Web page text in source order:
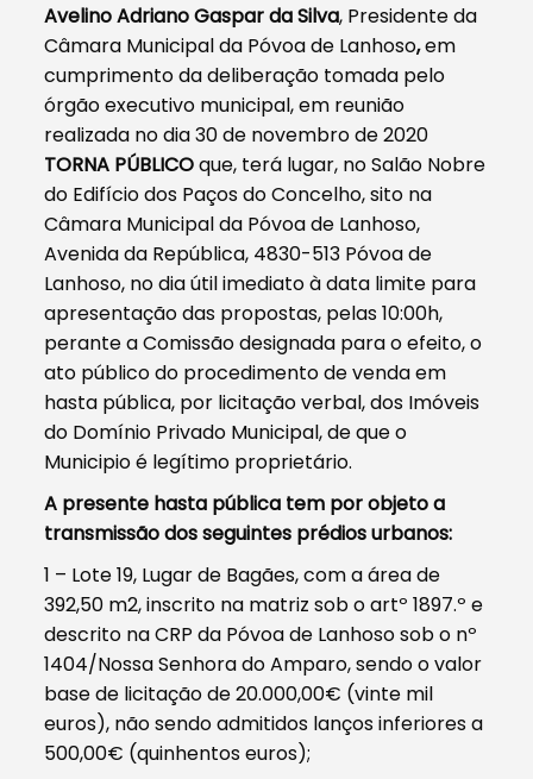
Avelino Adriano Gaspar da Silva, Presidente da
Câmara Municipal da Póvoa de Lanhoso,em
cumprimento da deliberação tomada pelo
órgão executivo municipal, em reunião
realizada no dia 30 de novembro de 2020
TORNA PÚBLICOque, terá lugar, no Salão Nobre
do Edifício dos Paços do Concelho, sito na
Câmara Municipal da Póvoa de Lanhoso,
Avenida da República, 4830-513 Póvoa de
Lanhoso, no dia útil imediato à data limite para
apresentação das propostas, pelas 10:00h,
perante a Comissão designada para o efeito, o
ato público do procedimento de venda em
hasta pública, por licitação verbal, dos Imóveis
do Domínio Privado Municipal, de que o
Municipio é legítimo proprietário.
A presente hasta pública tem por objeto a
transmissão dos seguintes prédios urbanos:
1 – Lote 19, Lugar de Bagães, com a área de
392,50 m2, inscrito na matriz sob o artº 1897.º e
descrito na CRP da Póvoa de Lanhoso sob o nº
1404/Nossa Senhora do Amparo, sendo o valor
base de licitação de 20.000,00€ (vinte mil
euros), não sendo admitidos lanços inferiores a
500,00€ (quinhentos euros);